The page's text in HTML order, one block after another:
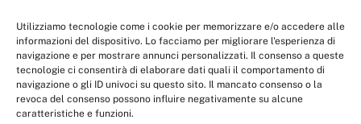
Utilizziamo tecnologie come i cookie per memorizzare e/o accedere alle
informazioni del dispositivo. Lo facciamo per migliorare l'esperienza di
navigazione e per mostrare annunci personalizzati. Il consenso a queste
tecnologie ci consentirà di elaborare dati quali il comportamento di
navigazione o gli ID univoci su questo sito. Il mancato consenso o la
revoca del consenso possono influire negativamente su alcune
caratteristiche e funzioni.
Economico,
num. registrazione: 302017000014044 del 9 febbraio 2017.
Per contatti:redazione@anagnia.com